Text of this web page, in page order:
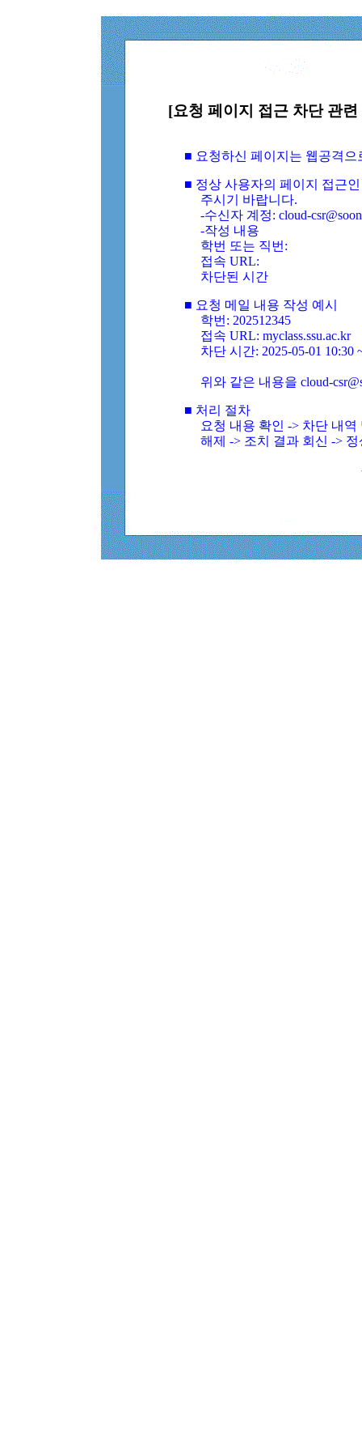
[요청 페이지 접근 차단 관
■ 요청하신 페이지는 웹공격
■ 정상 사용자의 페이지 접근
주시기 바랍니다.
-수신자 계정: cloud-
-작성 내용
학번 또는 직번:
접속 URL:
차단된 시간
■ 요청 메일 내용 작성 예시
학번: 202512345
접속 URL: myclass.ssu.ac.kr
차단 시간: 2025-05-01 10:30
위와 같은 내용을 cloud-
■ 처리 절차
요청 내용 확인 -> 차단 내
해제 -> 조치 결과 회신 ->